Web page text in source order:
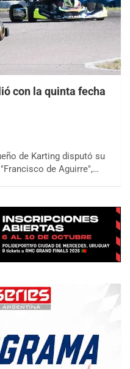
con la quinta fecha
de Karting disputó su
de Aguirre",…